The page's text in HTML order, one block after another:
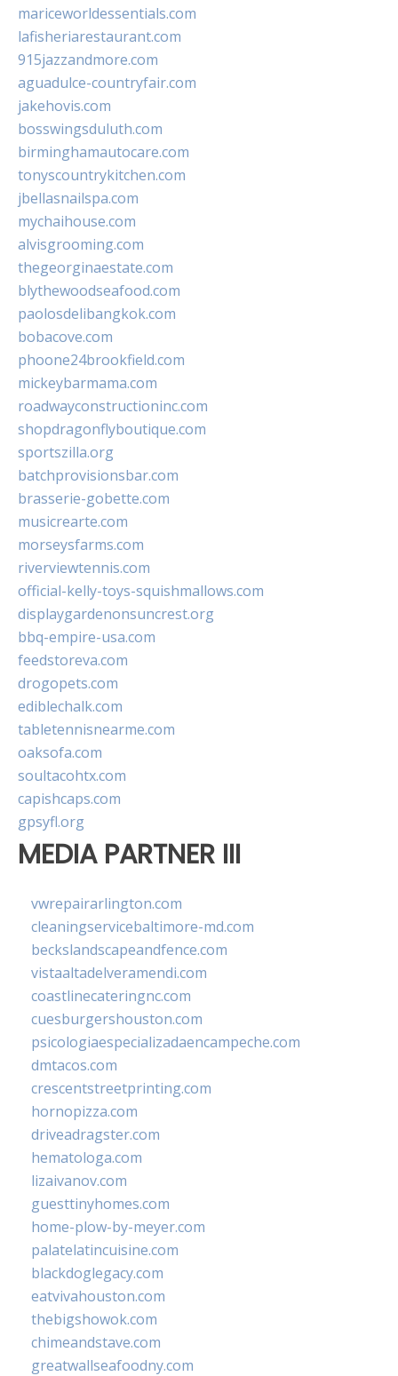
mariceworldessentials.com
lafisheriarestaurant.com
915jazzandmore.com
aguadulce-countryfair.com
jakehovis.com
bosswingsduluth.com
birminghamautocare.com
tonyscountrykitchen.com
jbellasnailspa.com
mychaihouse.com
alvisgrooming.com
thegeorginaestate.com
blythewoodseafood.com
paolosdelibangkok.com
bobacove.com
phoone24brookfield.com
mickeybarmama.com
roadwayconstructioninc.com
shopdragonflyboutique.com
sportszilla.org
batchprovisionsbar.com
brasserie-gobette.com
musicrearte.com
morseysfarms.com
riverviewtennis.com
official-kelly-toys-squishmallows.com
displaygardenonsuncrest.org
bbq-empire-usa.com
feedstoreva.com
drogopets.com
ediblechalk.com
tabletennisnearme.com
oaksofa.com
soultacohtx.com
capishcaps.com
gpsyfl.org
MEDIA PARTNER III
vwrepairarlington.com
cleaningservicebaltimore-md.com
beckslandscapeandfence.com
vistaaltadelveramendi.com
coastlinecateringnc.com
cuesburgershouston.com
psicologiaespecializadaencampeche.com
dmtacos.com
crescentstreetprinting.com
hornopizza.com
driveadragster.com
hematologa.com
lizaivanov.com
guesttinyhomes.com
home-plow-by-meyer.com
palatelatincuisine.com
blackdoglegacy.com
eatvivahouston.com
thebigshowok.com
chimeandstave.com
greatwallseafoodny.com